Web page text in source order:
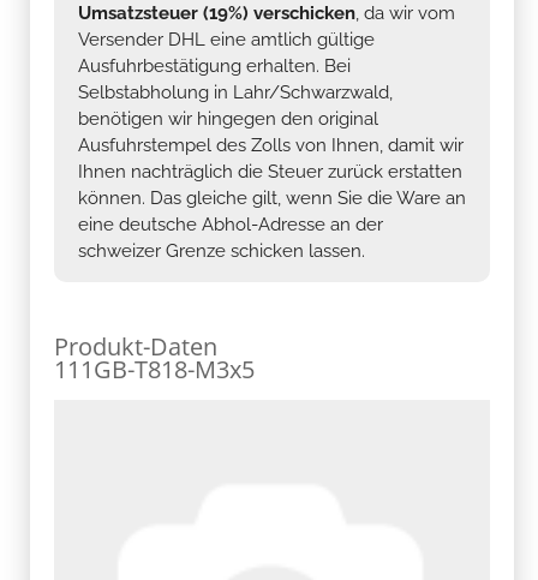
Umsatzsteuer (19%) verschicken, da wir vom
Versender DHL eine amtlich gültige
Ausfuhrbestätigung erhalten. Bei
Selbstabholung in Lahr/Schwarzwald,
benötigen wir hingegen den original
Ausfuhrstempel des Zolls von Ihnen, damit wir
Ihnen nachträglich die Steuer zurück erstatten
können. Das gleiche gilt, wenn Sie die Ware an
eine deutsche Abhol-Adresse an der
schweizer Grenze schicken lassen.
Produkt-Daten
111GB-T818-M3x5